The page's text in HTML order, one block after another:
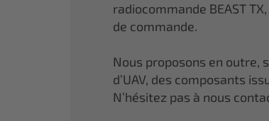
radiocommande BEAST
de commande.
Nous proposons en outre,
d’UAV, des composants
N’hésitez pas à nous